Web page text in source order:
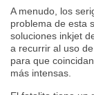
A menudo, los
problema de esta
soluciones inkjet
a recurrir al uso de
para que
más intensas.